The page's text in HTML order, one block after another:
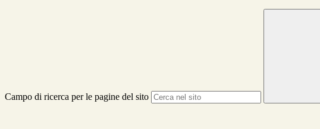
Campo di ricerca per le pagine del sito